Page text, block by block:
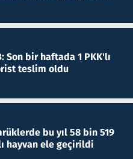
Son bir haftada 1 PKK'lı
teslim oldu
bu yıl 58 bin 519
hayvan ele geçirildi